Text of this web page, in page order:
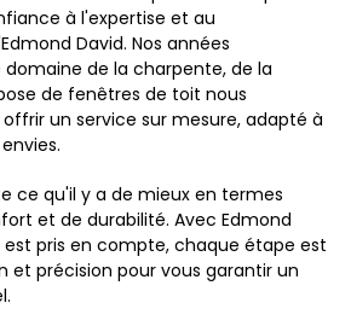
à l'expertise et au
David. Nos années
de la charpente, de la
de fenêtres de toit nous
un service sur mesure, adapté à
ce qu'il y a de mieux en termes
et de durabilité. Avec Edmond
pris en compte, chaque étape est
et précision pour vous garantir un